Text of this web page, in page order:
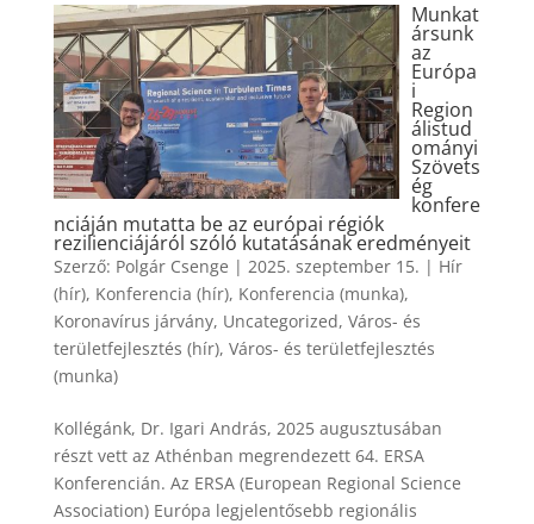
Munkat
ársunk
az
Európa
i
Region
álistud
ományi
Szövets
ég
konfere
nciáján mutatta be az európai régiók
rezilienciájáról szóló kutatásának eredményeit
Szerző: Polgár Csenge | 2025. szeptember 15. | Hír
(hír), Konferencia (hír), Konferencia (munka),
Koronavírus járvány, Uncategorized, Város- és
területfejlesztés (hír), Város- és területfejlesztés
(munka)
Kollégánk, Dr. Igari András, 2025 augusztusában
részt vett az Athénban megrendezett 64. ERSA
Konferencián. Az ERSA (European Regional Science
Association) Európa legjelentősebb regionális